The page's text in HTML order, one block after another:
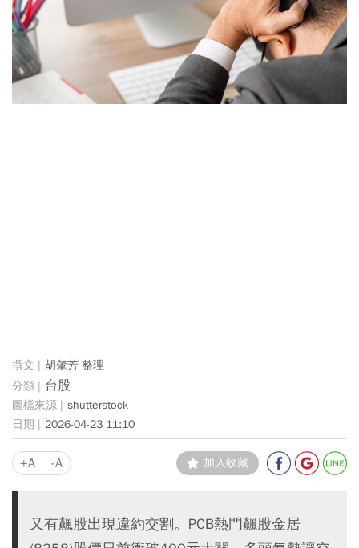
胡肇芳 整理
台股
shutterstock
2026-04-23 11:10
+A -A 加入收藏
又有飆股出現違約交割。PCB熱門飆股金居